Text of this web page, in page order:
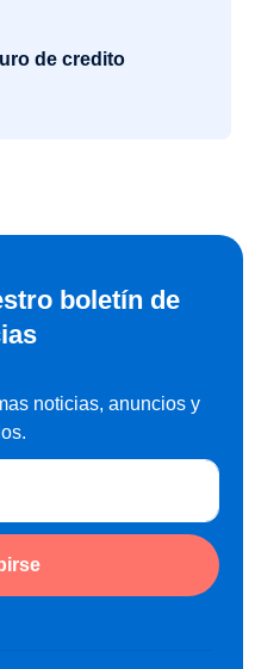
de credito
boletín de
noticias, anuncios y